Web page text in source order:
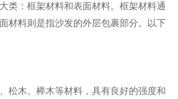
类：框架材料和表面材料。框架材料通
材料则是指沙发的外层包裹部分。以下
松木、榉木等材料，具有良好的强度和